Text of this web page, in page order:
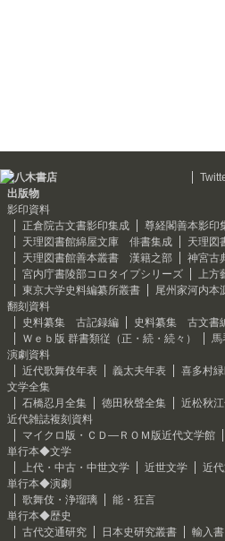
出版物
影印資料
正倉院古文書影印集成
尊経閣善本影印
天理図書館綿屋文庫 俳書集成
天理図
天理図書館善本叢書 漢籍之部
神宮古
宮内庁書陵部コロタイプシリーズ
上方
東京大学史料編纂所叢書
尾州家河内本
翻刻資料
史料纂集 古記録編
史料纂集 古文書
Ｗｅｂ版 群書類従（正・続・続々）
馬
演劇資料
近代歌舞伎年表
義太夫年表
喜多村
文学全集
石橋忍月全集
徳田秋聲全集
近松秋
近代雑誌複刻資料
マイクロ版・ＣＤ―ＲＯＭ版近代文学館
単行本◆文学
上代・中古・中世文学
近世文学 近
単行本◆演劇
歌舞伎・浄瑠璃
能・狂言
単行本◆歴史
古代交通研究
日本史研究叢書 輸入書